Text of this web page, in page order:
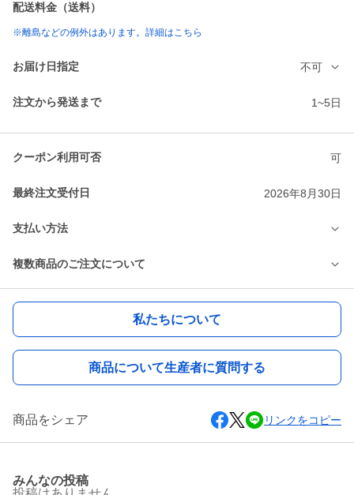
配送料金（送料）
※離島などの例外はあります。詳細はこちら
お届け日指定 不可
注文から発送まで 1~5日
クーポン利用可否 可
最終注文受付日 2026年8月30日
支払い方法
複数商品のご注文について
私たちについて
商品について生産者に質問する
商品をシェア リンクをコピー
みんなの投稿